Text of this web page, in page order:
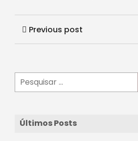
Previous post
Últimos Posts